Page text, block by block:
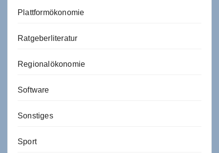
Plattformökonomie
Ratgeberliteratur
Regionalökonomie
Software
Sonstiges
Sport